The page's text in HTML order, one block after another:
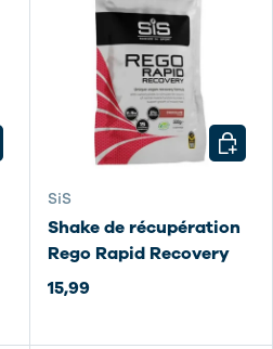
LES OPTIONS
SiS
Shake de récupération
Rego Rapid Recovery
15,99